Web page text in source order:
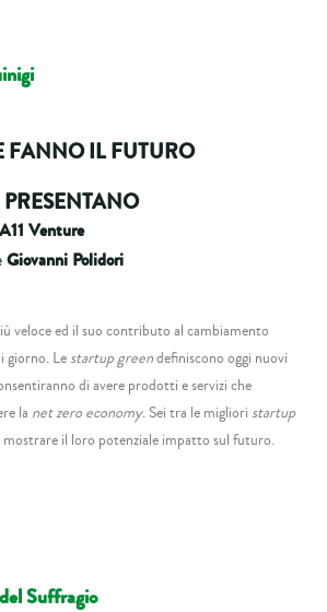
FANNO IL FUTURO
PRESENTANO
A11 Venture
Giovanni Polidori
veloce ed il suo contributo al cambiamento
giorno. Lestartupgreendefiniscono oggi nuovi
di avere prodotti e servizi che
la net zero economy. Sei tra le migliori startup
mostrare il loro potenziale impatto sul futuro.
Suffragio